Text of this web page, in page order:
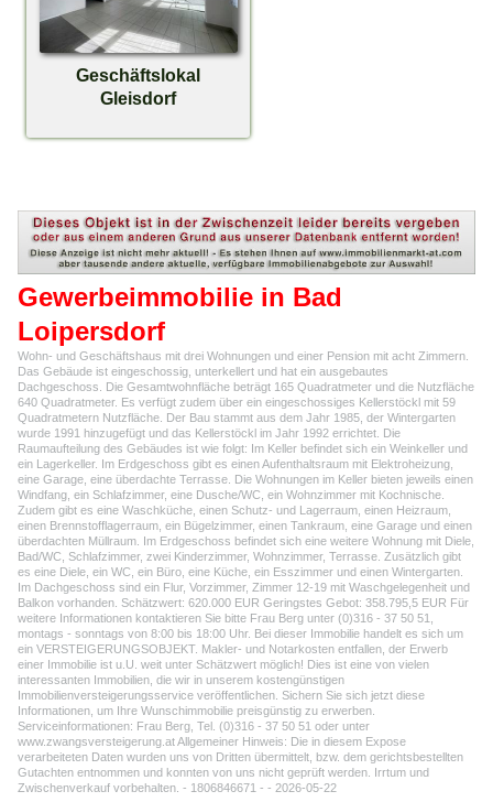
Geschäftslokal
Gleisdorf
Gewerbeimmobilie in Bad
Loipersdorf
Wohn- und Geschäftshaus mit drei Wohnungen und einer Pension mit acht Zimmern.
Das Gebäude ist eingeschossig, unterkellert und hat ein ausgebautes
Dachgeschoss. Die Gesamtwohnfläche beträgt 165 Quadratmeter und die Nutzfläche
640 Quadratmeter. Es verfügt zudem über ein eingeschossiges Kellerstöckl mit 59
Quadratmetern Nutzfläche. Der Bau stammt aus dem Jahr 1985, der Wintergarten
wurde 1991 hinzugefügt und das Kellerstöckl im Jahr 1992 errichtet. Die
Raumaufteilung des Gebäudes ist wie folgt: Im Keller befindet sich ein Weinkeller und
ein Lagerkeller. Im Erdgeschoss gibt es einen Aufenthaltsraum mit Elektroheizung,
eine Garage, eine überdachte Terrasse. Die Wohnungen im Keller bieten jeweils einen
Windfang, ein Schlafzimmer, eine Dusche/WC, ein Wohnzimmer mit Kochnische.
Zudem gibt es eine Waschküche, einen Schutz- und Lagerraum, einen Heizraum,
einen Brennstofflagerraum, ein Bügelzimmer, einen Tankraum, eine Garage und einen
überdachten Müllraum. Im Erdgeschoss befindet sich eine weitere Wohnung mit Diele,
Bad/WC, Schlafzimmer, zwei Kinderzimmer, Wohnzimmer, Terrasse. Zusätzlich gibt
es eine Diele, ein WC, ein Büro, eine Küche, ein Esszimmer und einen Wintergarten.
Im Dachgeschoss sind ein Flur, Vorzimmer, Zimmer 12-19 mit Waschgelegenheit und
Balkon vorhanden. Schätzwert: 620.000 EUR Geringstes Gebot: 358.795,5 EUR Für
weitere Informationen kontaktieren Sie bitte Frau Berg unter (0)316 - 37 50 51,
montags - sonntags von 8:00 bis 18:00 Uhr. Bei dieser Immobilie handelt es sich um
ein VERSTEIGERUNGSOBJEKT. Makler- und Notarkosten entfallen, der Erwerb
einer Immobilie ist u.U. weit unter Schätzwert möglich! Dies ist eine von vielen
interessanten Immobilien, die wir in unserem kostengünstigen
Immobilienversteigerungsservice veröffentlichen. Sichern Sie sich jetzt diese
Informationen, um Ihre Wunschimmobilie preisgünstig zu erwerben.
Serviceinformationen: Frau Berg, Tel. (0)316 - 37 50 51 oder unter
www.zwangsversteigerung.at Allgemeiner Hinweis: Die in diesem Expose
verarbeiteten Daten wurden uns von Dritten übermittelt, bzw. dem gerichtsbestellten
Gutachten entnommen und konnten von uns nicht geprüft werden. Irrtum und
Zwischenverkauf vorbehalten. - 1806846671 - - 2026-05-22